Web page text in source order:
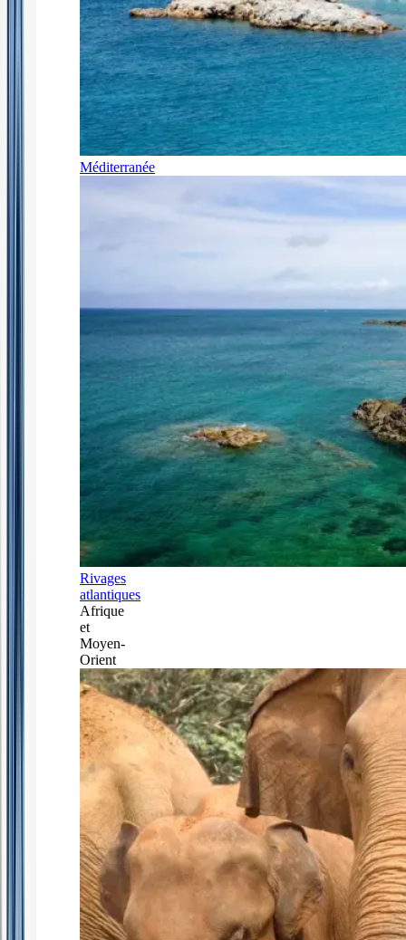
Méditerranée
Rivages
atlantiques
Afrique
et
Moyen-
Orient